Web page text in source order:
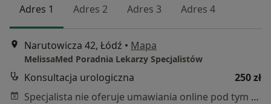
Adres 1 Adres 2 Adres 3 Adres 4
Narutowicza 42, Łódź • Mapa
MelissaMed Poradnia Lekarzy Specjalistów
Konsultacja urologiczna
250 zł
Specjalista nie oferuje umawiania online pod tym adresem.